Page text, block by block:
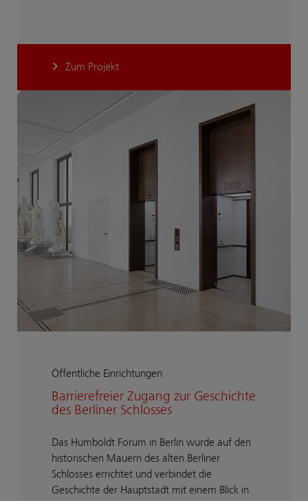
Zum Projekt
Öffentliche Einrichtungen
Barrierefreier Zugang zur Geschichte
des Berliner Schlosses
Das Humboldt Forum in Berlin wurde auf den
historischen Mauern des alten Berliner
Schlosses errichtet und verbindet die
Geschichte der Hauptstadt mit einem Blick in